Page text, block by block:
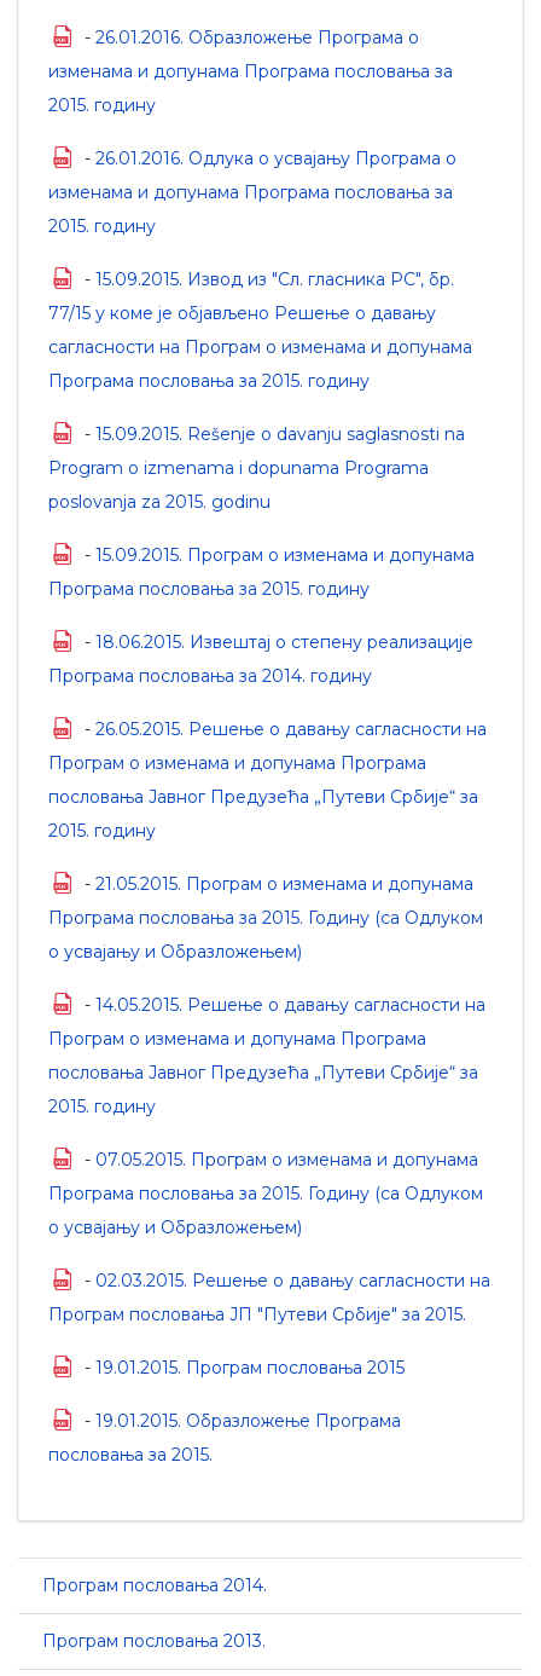
- 26.01.2016. Образложење Програма о
изменама и допунама Програма пословања за
2015. годину
- 26.01.2016. Одлука о усвајању Програма о
изменама и допунама Програма пословања за
2015. годину
- 15.09.2015. Извод из "Сл. гласника РС", бр.
77/15 у коме је објављено Решење о давању
сагласности на Програм о изменама и допунама
Програма пословања за 2015. годину
- 15.09.2015. Rešenje o davanju saglasnosti na
Program o izmenama i dopunama Programa
poslovanja za 2015. godinu
- 15.09.2015. Програм о изменама и допунама
Програма пословања за 2015. годину
- 18.06.2015. Извештај о степену реализације
Програма пословања за 2014. годину
- 26.05.2015. Решење о давању сагласности на
Програм о изменама и допунама Програма
пословања Јавног Предузећа „Путеви Србије“ за
2015. годину
- 21.05.2015. Програм о изменама и допунама
Програма пословања за 2015. Годину (са Одлуком
о усвајању и Образложењем)
- 14.05.2015. Решење о давању сагласности на
Програм о изменама и допунама Програма
пословања Јавног Предузећа „Путеви Србије“ за
2015. годину
- 07.05.2015. Програм о изменама и допунама
Програма пословања за 2015. Годину (са Одлуком
о усвајању и Образложењем)
- 02.03.2015. Решење о давању сагласности на
Програм пословања ЈП "Путеви Србије" за 2015.
- 19.01.2015. Програм пословања 2015
- 19.01.2015. Образложење Програма
пословања за 2015.
Програм пословања 2014.
Програм пословања 2013.